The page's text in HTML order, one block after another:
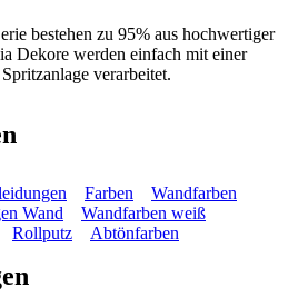
bestehen zu 95% aus hochwertiger
Dekore werden einfach mit einer
verarbeitet.
Farben
Wandfarben
Wand
Wandfarben weiß
Rollputz Abtönfarben